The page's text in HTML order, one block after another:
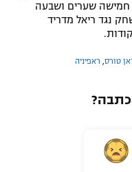
שערים ושבעה
במשחק נגד ריאל מדריד
טורס ראפיניה